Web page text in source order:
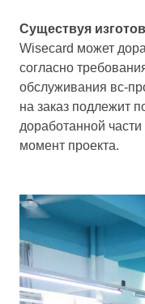
Существуя
Wisecard может
согласно
обслуживания вс-
на заказ подлежит
доработанной
момент проекта.